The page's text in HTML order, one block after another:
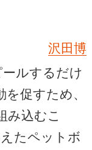
沢田博
ルするだけ
促すため、
み込むこ
たペットボ